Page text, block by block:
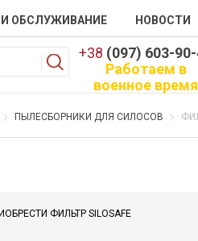
ОБСЛУЖИВАНИЕ НОВОСТИ
+38 (097) 603-
Работаем в
военное время
ПЫЛЕСБОРНИКИ ДЛЯ СИЛОСОВ
ФИЛЬТР SILOSAFE